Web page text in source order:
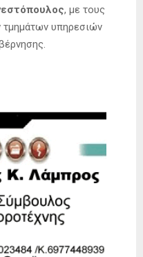
, με τους
υπηρεσιών